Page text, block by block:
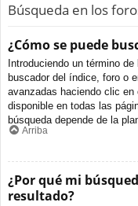
Búsqueda en los
¿Cómo se puede
Introduciendo un término
buscador del índice, foro o
avanzadas haciendo clic
disponible en todas las
búsqueda depende de la
Arriba
¿Por qué mi
resultado?